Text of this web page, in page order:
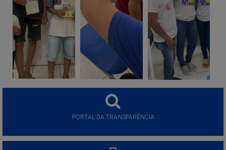
PORTAL DA TRANSPARÊNCIA